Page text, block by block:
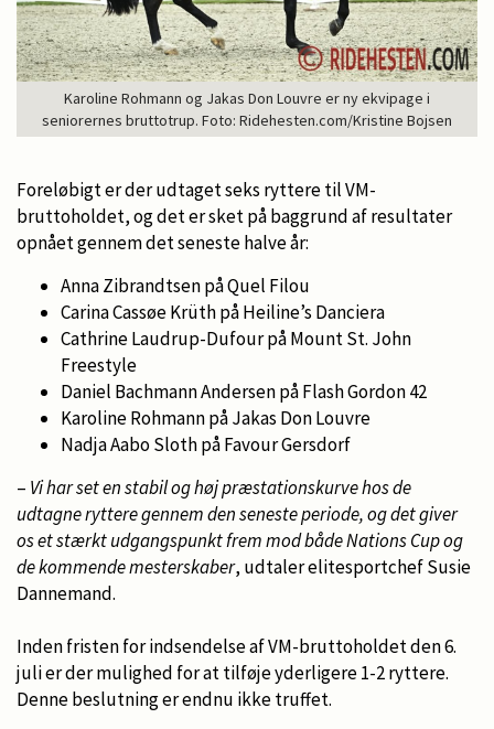
Karoline Rohmann og Jakas Don Louvre er ny ekvipage i
seniorernes bruttotrup. Foto: Ridehesten.com/Kristine Bojsen
Foreløbigt er der udtaget seks ryttere til VM-
bruttoholdet, og det er sket på baggrund af resultater
opnået gennem det seneste halve år:
Anna Zibrandtsen på Quel Filou
Carina Cassøe Krüth på Heiline’s Danciera
Cathrine Laudrup-Dufour på Mount St. John
Freestyle
Daniel Bachmann Andersen på Flash Gordon 42
Karoline Rohmann på Jakas Don Louvre
Nadja Aabo Sloth på Favour Gersdorf
– Vi har set en stabil og høj præstationskurve hos de
udtagne ryttere gennem den seneste periode, og det giver
os et stærkt udgangspunkt frem mod både Nations Cup og
de kommende mesterskaber, udtaler elitesportchef Susie
Dannemand.
Inden fristen for indsendelse af VM-bruttoholdet den 6.
juli er der mulighed for at tilføje yderligere 1-2 ryttere.
Denne beslutning er endnu ikke truffet.